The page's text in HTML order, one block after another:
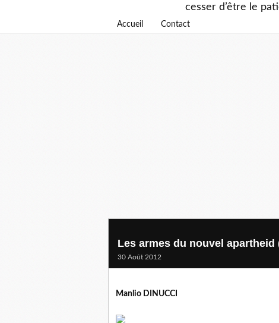
cesser d’être le
Accueil Contact
Les armes du nouvel apartheid
30 Août 2012
Manlio DINUCCI